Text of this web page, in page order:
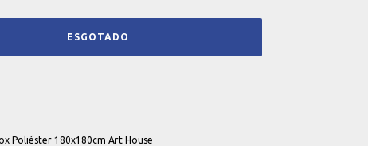
Poliéster 180x180cm Art House